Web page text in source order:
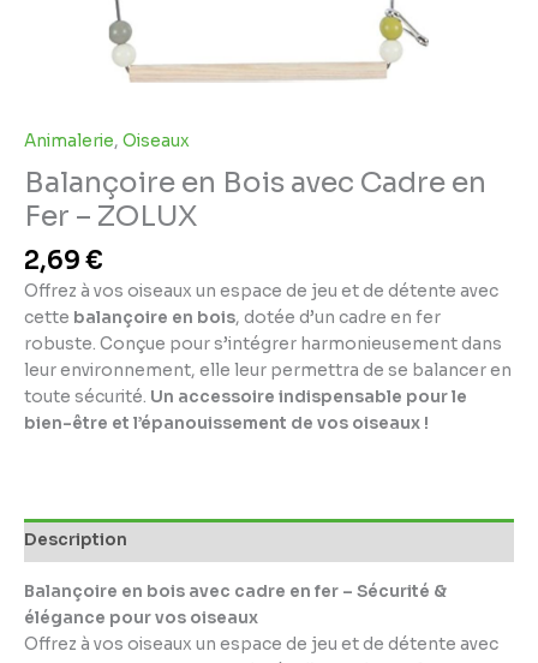
Animalerie, Oiseaux
Balançoire en Bois avec Cadre en
Fer – ZOLUX
2,69€
Offrez à vos oiseaux un espace de jeu et de détente avec
cette balançoire en bois, dotée d’un cadre en fer
robuste. Conçue pour s’intégrer harmonieusement dans
leur environnement, elle leur permettra de se balancer en
toute sécurité. Un accessoire indispensable pour le
bien-être et l’épanouissement de vos oiseaux !
Description
Balançoire en bois avec cadre en fer – Sécurité &
élégance pour vos oiseaux
Offrez à vos oiseaux un espace de jeu et de détente avec